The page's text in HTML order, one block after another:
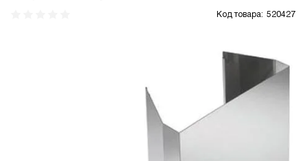
Код товара: 520427